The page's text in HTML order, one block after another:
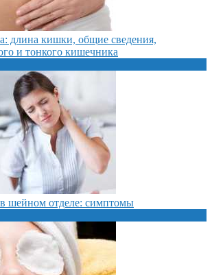
длина кишки, общие сведения,
и тонкого кишечника
шейном отделе: симптомы